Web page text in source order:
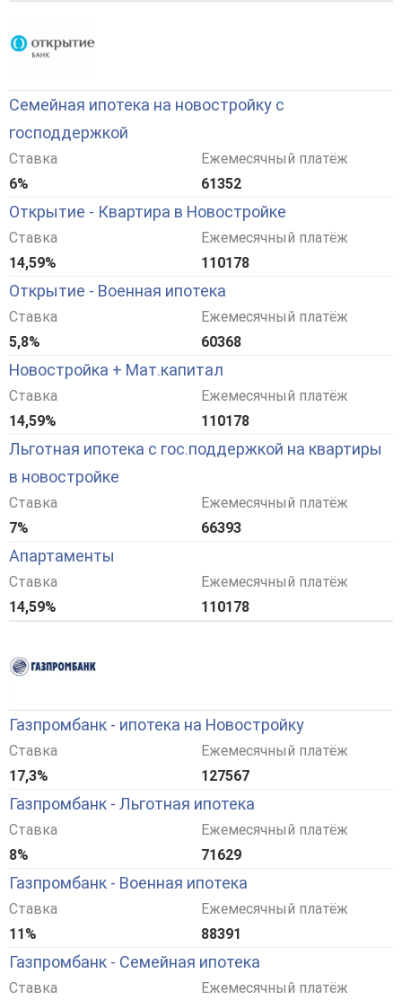
Семейная ипотека на новостройку с
господдержкой
Ставка
6%
Ежемесячный платёж
61352
Открытие - Квартира в Новостройке
Ставка
14,59%
Ежемесячный платёж
110178
Открытие - Военная ипотека
Ставка
5,8%
Ежемесячный платёж
60368
Новостройка + Мат.капитал
Ставка
14,59%
Ежемесячный платёж
110178
Льготная ипотека с гос.поддержкой на квартиры
в новостройке
Ставка
7%
Ежемесячный платёж
66393
Апартаменты
Ставка
14,59%
Ежемесячный платёж
110178
Газпромбанк - ипотека на Новостройку
Ставка
17,3%
Ежемесячный платёж
127567
Газпромбанк - Льготная ипотека
Ставка
8%
Ежемесячный платёж
71629
Газпромбанк - Военная ипотека
Ставка
11%
Ежемесячный платёж
88391
Газпромбанк - Семейная ипотека
Ставка
Ежемесячный платёж